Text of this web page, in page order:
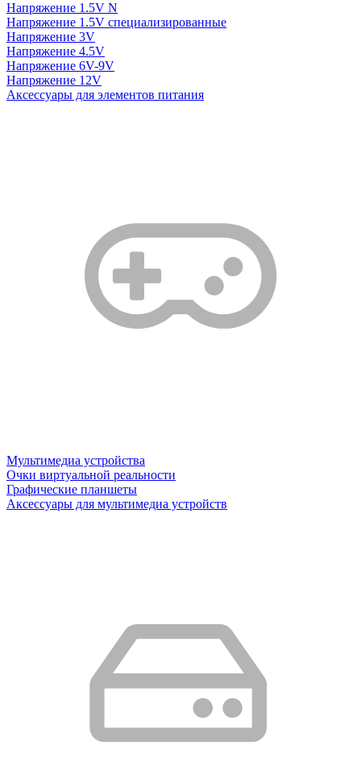
Напряжение 1.5V N
Напряжение 1.5V специализированные
Напряжение 3V
Напряжение 4.5V
Напряжение 6V-9V
Напряжение 12V
Аксессуары для элементов питания
Мультимедиа устройства
Очки виртуальной реальности
Графические планшеты
Аксессуары для мультимедиа устройств